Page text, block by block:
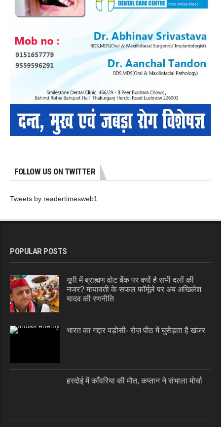
FOLLOW US ON TWITTER
Tweets by readertimesweb1
POPULAR POSTS
यूपी में ब्राह्मण वोट बैंक पर क्यों है सभी दलों की
नजर? मायावती के सफल फॉर्मूले पर अब अखिलेश
यादव की रणनीति
भारत का गद्दार पड़ोसी- रोज़ पीठ में घुसेड़ता है खंजर
हरदोई में काँवरिया की मौत, कप्तान ने संभाला मोर्चा